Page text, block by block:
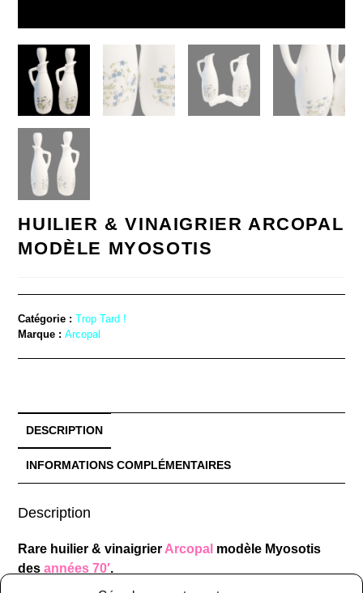
HUILIER & VINAIGRIER ARCOPAL
MODÈLE MYOSOTIS
Catégorie :Trop Tard !
Marque :Arcopal
DESCRIPTION
INFORMATIONS COMPLÉMENTAIRES
Description
Rare huilier & vinaigrier Arcopal modèle Myosotis
desannées 70′.